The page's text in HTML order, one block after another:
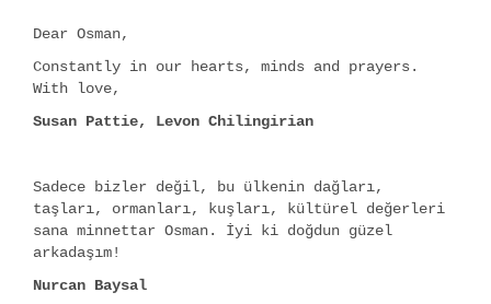
Dear Osman,
Constantly in our hearts, minds and prayers.
With love,
Susan Pattie, Levon Chilingirian
Sadece bizler değil, bu ülkenin dağları,
taşları, ormanları, kuşları, kültürel değerleri
sana minnettar Osman. İyi ki doğdun güzel
arkadaşım!
Nurcan Baysal